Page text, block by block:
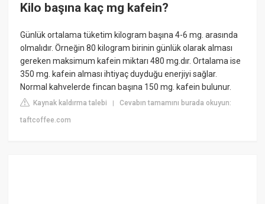
Kilo başına kaç mg kafein?
Günlük ortalama tüketim kilogram başına 4-6 mg. arasında
olmalıdır. Örneğin 80 kilogram birinin günlük olarak alması
gereken maksimum kafein miktarı 480 mg.dır. Ortalama ise
350 mg. kafein alması ihtiyaç duyduğu enerjiyi sağlar.
Normal kahvelerde fincan başına 150 mg. kafein bulunur.
Kaynak kaldırma talebi |Cevabın tamamını burada okuyun:
taftcoffee.com